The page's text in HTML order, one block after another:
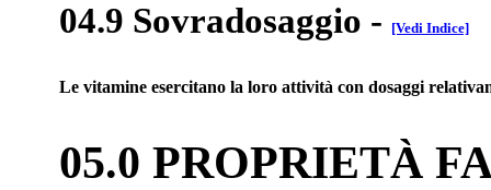
04.9 Sovradosaggio - [Vedi Indice]
Le vitamine esercitano la loro attività con dosaggi
05.0 PROPRIETÀ